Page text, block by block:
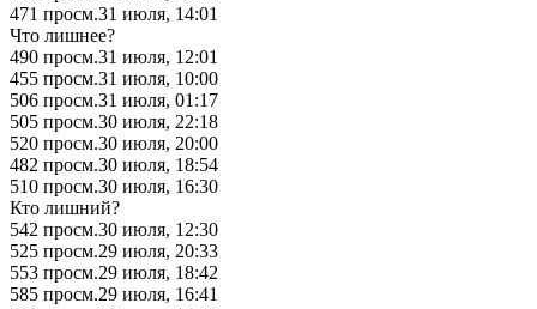
471 просм.31 июля, 14:01
​​​​​​​​​Что лишнее?
490 просм.31 июля, 12:01
455 просм.31 июля, 10:00
506 просм.31 июля, 01:17
505 просм.30 июля, 22:18
520 просм.30 июля, 20:00
482 просм.30 июля, 18:54
510 просм.30 июля, 16:30
​​​​​Кто лишний?
542 просм.30 июля, 12:30
525 просм.29 июля, 20:33
553 просм.29 июля, 18:42
585 просм.29 июля, 16:41